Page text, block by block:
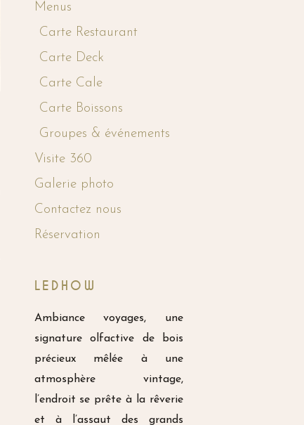
Menus
Carte Restaurant
Carte Deck
Carte Cale
Carte Boissons
Groupes & événements
Visite 360
Galerie photo
Contactez nous
Réservation
LEDHOW
Ambiance voyages, une
signature olfactive de bois
précieux mêlée à une
atmosphère vintage,
l’endroit se prête à la rêverie
et à l’assaut des grands